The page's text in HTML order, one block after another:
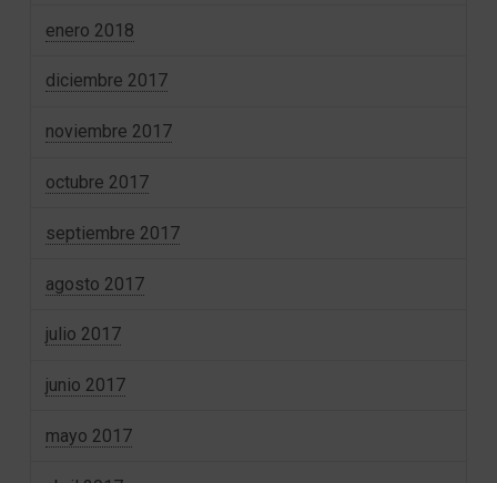
enero 2018
diciembre 2017
noviembre 2017
octubre 2017
septiembre 2017
agosto 2017
julio 2017
junio 2017
mayo 2017